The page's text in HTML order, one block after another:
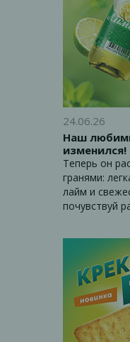
24.06.26
Наш
изменился!
Теперь он
гранями:
лайм и
почувствуй